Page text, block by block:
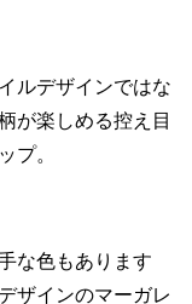
ルデザインではな
が楽しめる控え目
プ。
な色もあります
ザインのマーガレ